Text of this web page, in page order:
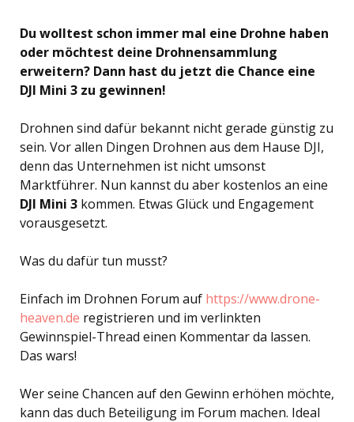
Du wolltest schon immer mal eine Drohne haben
oder möchtest deine Drohnensammlung
erweitern? Dann hast du jetzt die Chance eine
DJI Mini 3 zu gewinnen!
Drohnen sind dafür bekannt nicht gerade günstig zu
sein. Vor allen Dingen Drohnen aus dem Hause DJI,
denn das Unternehmen ist nicht umsonst
Marktführer. Nun kannst du aber kostenlos an eine
DJI Mini 3 kommen. Etwas Glück und Engagement
vorausgesetzt.
Was du dafür tun musst?
Einfach im Drohnen Forum auf https://www.drone-
heaven.de registrieren und im verlinkten
Gewinnspiel-Thread einen Kommentar da lassen.
Das wars!
Wer seine Chancen auf den Gewinn erhöhen möchte,
kann das duch Beteiligung im Forum machen. Ideal